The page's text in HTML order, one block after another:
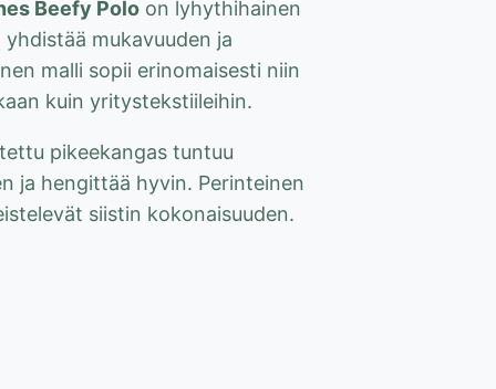
Beefy Poloon lyhythihainen
mukavuuden ja
malli sopii erinomaisesti niin
kuin yritystekstiileihin.
pikeekangas tuntuu
ja hengittää hyvin. Perinteinen
siistin kokonaisuuden.